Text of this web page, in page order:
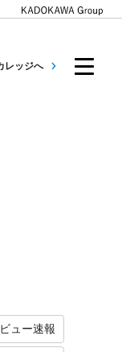
レッジへ
ュー速報